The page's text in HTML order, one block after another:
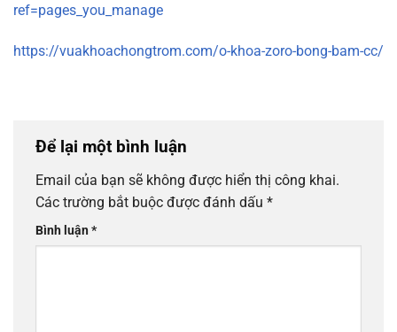
ref=pages_you_manage
https://vuakhoachongtrom.com/o-khoa-zoro-bong-bam-cc/
Để lại một bình luận
Email của bạn sẽ không được hiển thị công khai.
Các trường bắt buộc được đánh dấu *
Bình luận*